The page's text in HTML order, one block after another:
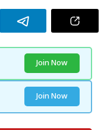
Join Now
Join Now